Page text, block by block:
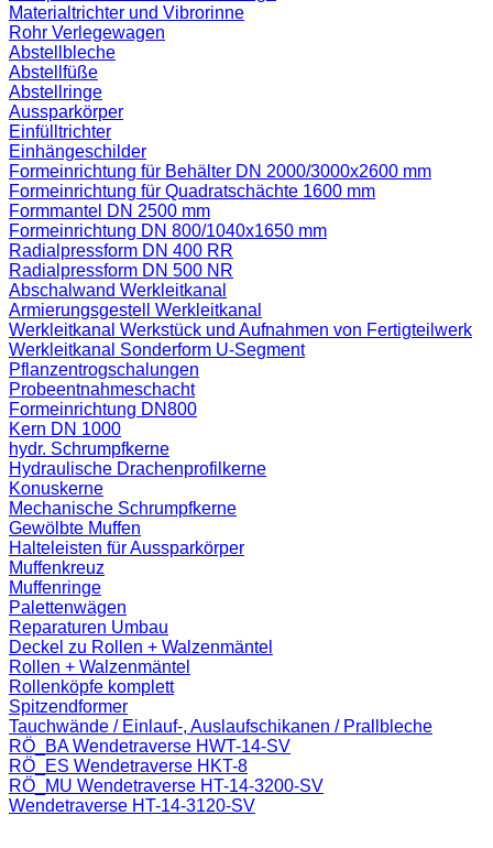
Materialtrichter und Vibrorinne
Rohr Verlegewagen
Abstellbleche
Abstellfüße
Abstellringe
Aussparkörper
Einfülltrichter
Einhängeschilder
Formeinrichtung für Behälter DN 2000/3000x2600 mm
Formeinrichtung für Quadratschächte 1600 mm
Formmantel DN 2500 mm
Formeinrichtung DN 800/1040x1650 mm
Radialpressform DN 400 RR
Radialpressform DN 500 NR
Abschalwand Werkleitkanal
Armierungsgestell Werkleitkanal
Werkleitkanal Werkstück und Aufnahmen von Fertigteilwerk
Werkleitkanal Sonderform U-Segment
Pflanzentrogschalungen
Probeentnahmeschacht
Formeinrichtung DN800
Kern DN 1000
hydr. Schrumpfkerne
Hydraulische Drachenprofilkerne
Konuskerne
Mechanische Schrumpfkerne
Gewölbte Muffen
Halteleisten für Aussparkörper
Muffenkreuz
Muffenringe
Palettenwägen
Reparaturen Umbau
Deckel zu Rollen + Walzenmäntel
Rollen + Walzenmäntel
Rollenköpfe komplett
Spitzendformer
Tauchwände / Einlauf-, Auslaufschikanen / Prallbleche
RÖ_BA Wendetraverse HWT-14-SV
RÖ_ES Wendetraverse HKT-8
RÖ_MU Wendetraverse HT-14-3200-SV
Wendetraverse HT-14-3120-SV